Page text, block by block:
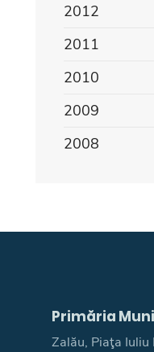
2012
2011
2010
2009
2008
Primăria
Zalău, Piaţa